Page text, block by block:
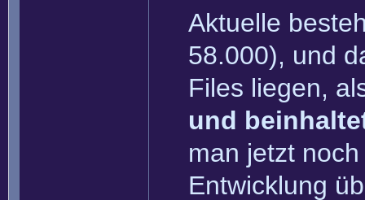
Aktuelle
58.000), und
Files liegen,
und
man jetzt
Entwicklung